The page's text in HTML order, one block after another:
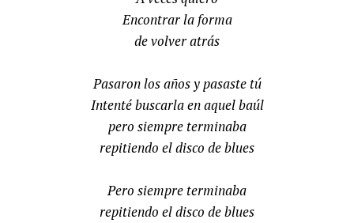
Encontrar la forma
de volver atrás
Pasaron los años y pasaste tú
Intenté buscarla en aquel baúl
pero siempre terminaba
repitiendo el disco de blues
Pero siempre terminaba
repitiendo el disco de blues